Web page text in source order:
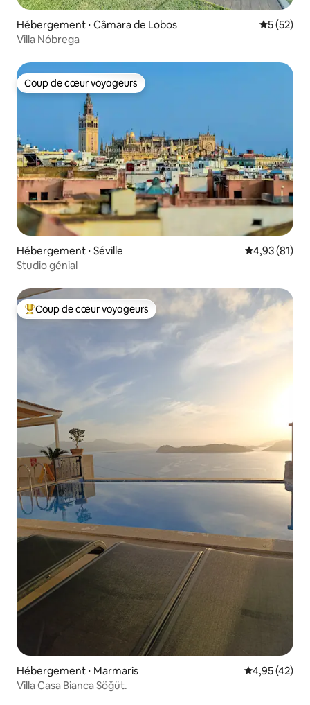
Hébergement ⋅ Câmara de Lobos
5 (52)
Villa Nóbrega
Coup de cœur voyageurs
Coup de cœur voyageurs
Hébergement ⋅ Séville Évaluation
4,93 (81)
Studio génial
Coups de cœur voyageurs les plus appréciés
Coup de cœur voyageurs
Hébergement ⋅ Marmaris Évaluation
4,95 (42)
Villa Casa Bianca Söğüt.